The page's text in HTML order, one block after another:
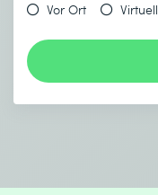
Vor Ort Virtuell